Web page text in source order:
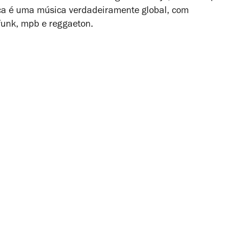
é uma música verdadeiramente global, com
mpb e reggaeton.